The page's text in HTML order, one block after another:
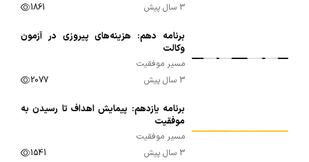
3 سال پیش
1861
برنامه دهم: هزینه‌های پیروزی در آزمون
وکالت
مسیر موفقیت
3 سال پیش
2077
برنامه یازدهم: پیمایش اهداف تا رسیدن به
موفقیت
مسیر موفقیت
3 سال پیش
1541